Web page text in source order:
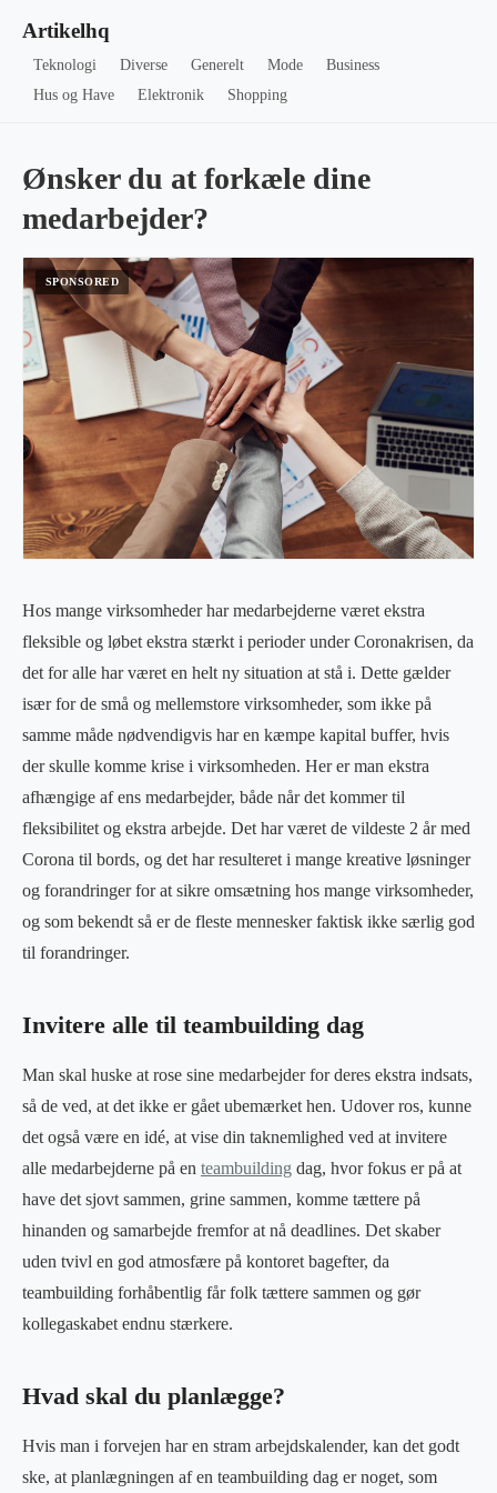
Artikelhq
Teknologi Diverse Generelt Mode
Business
Hus og Have
Elektronik Shopping
Ønsker du at forkæle dine
medarbejder?
Hos mange virksomheder har medarbejderne været ekstra
fleksible og løbet ekstra stærkt i perioder under Coronakrisen, da
det for alle har været en helt ny situation at stå i. Dette gælder
især for de små og mellemstore virksomheder, som ikke på
samme måde nødvendigvis har en kæmpe kapital buffer, hvis
der skulle komme krise i virksomheden. Her er man ekstra
afhængige af ens medarbejder, både når det kommer til
fleksibilitet og ekstra arbejde. Det har været de vildeste 2 år med
Corona til bords, og det har resulteret i mange kreative løsninger
og forandringer for at sikre omsætning hos mange virksomheder,
og som bekendt så er de fleste mennesker faktisk ikke særlig god
til forandringer.
Invitere alle til teambuilding dag
Man skal huske at rose sine medarbejder for deres ekstra indsats,
så de ved, at det ikke er gået ubemærket hen. Udover ros, kunne
det også være en idé, at vise din taknemlighed ved at invitere
alle medarbejderne på en teambuilding dag, hvor fokus er på at
have det sjovt sammen, grine sammen, komme tættere på
hinanden og samarbejde fremfor at nå deadlines. Det skaber
uden tvivl en god atmosfære på kontoret bagefter, da
teambuilding forhåbentlig får folk tættere sammen og gør
kollegaskabet endnu stærkere.
Hvad skal du planlægge?
Hvis man i forvejen har en stram arbejdskalender, kan det godt
ske, at planlægningen af en teambuilding dag er noget, som